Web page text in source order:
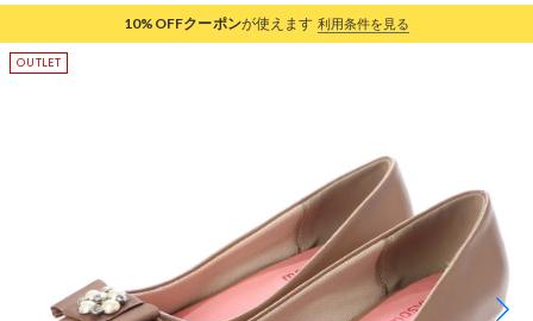
10%OFFクーポンが使えます 利用条件を見る